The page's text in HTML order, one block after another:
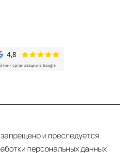
и преследуется
персональных данных